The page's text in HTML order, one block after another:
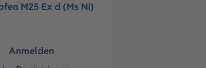
M25 Ex d (Ms Ni)
Anmelden